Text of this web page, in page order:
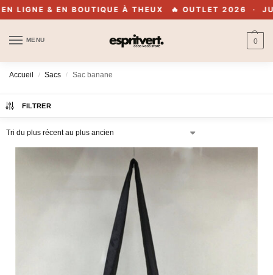
& EN BOUTIQUE À THEUX 🔥 OUTLET 2026 ·
MENU 0
Accueil / Sacs / Sac banane
FILTRER